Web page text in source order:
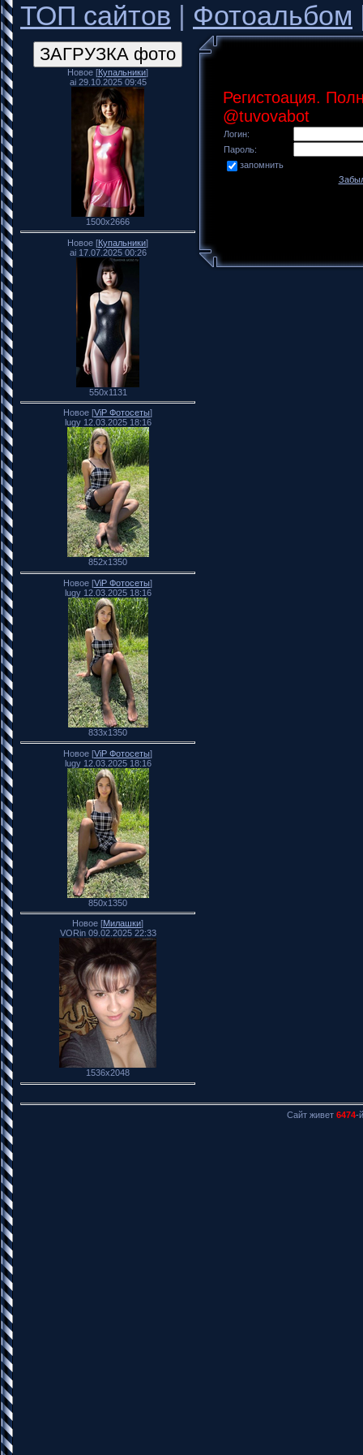
ТОП сайтов | Фотоальбом
Новое [Купальники]
ai 29.10.2025 09:45
1500x2666
Новое [Купальники]
ai 17.07.2025 00:26
550x1131
Новое [ViP Фотосеты]
lugy 12.03.2025 18:16
852x1350
Новое [ViP Фотосеты]
lugy 12.03.2025 18:16
833x1350
Новое [ViP Фотосеты]
lugy 12.03.2025 18:16
850x1350
Новое [Милашки]
VORin 09.02.2025 22:33
1536x2048
Регистоация.
@tuvovabot
Логин:
Пароль:
запомнить
Сайт живет 6474-